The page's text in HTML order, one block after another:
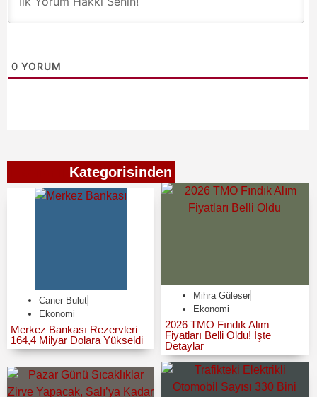
0 YORUM
Kategorisinden
Caner Bulut
Ekonomi
Merkez Bankası Rezervleri
164,4 Milyar Dolara Yükseldi
Mihra Güleser
Ekonomi
2026 TMO Fındık Alım
Fiyatları Belli Oldu! İşte
Detaylar